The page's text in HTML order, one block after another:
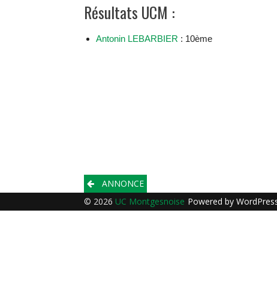
Résultats UCM :
Antonin LEBARBIER : 10ème
Post
navigation
ANNONCE
© 2026 UC Montgesnoise Powered by